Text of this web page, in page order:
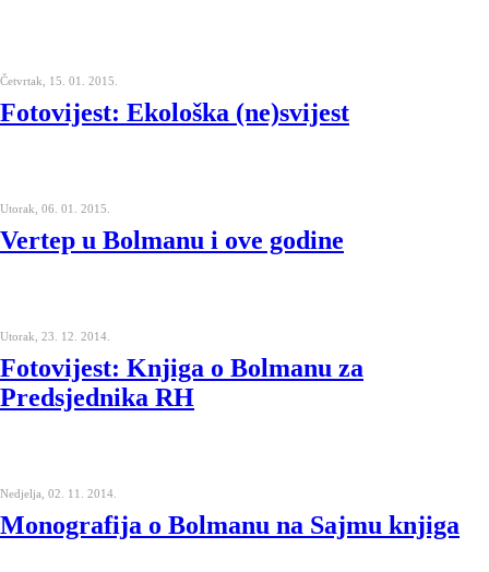
Četvrtak, 15. 01. 2015.
Fotovijest: Ekološka (ne)svijest
Utorak, 06. 01. 2015.
Vertep u Bolmanu i ove godine
Utorak, 23. 12. 2014.
Fotovijest: Knjiga o Bolmanu za
Predsjednika RH
Nedjelja, 02. 11. 2014.
Monografija o Bolmanu na Sajmu knjiga